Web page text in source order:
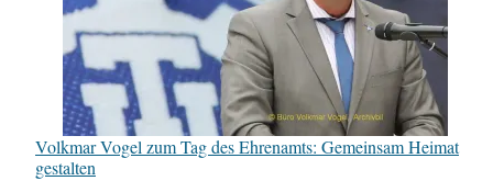
Volkmar Vogel zum Tag des Ehrenamts: Gemeinsam Heimat
gestalten